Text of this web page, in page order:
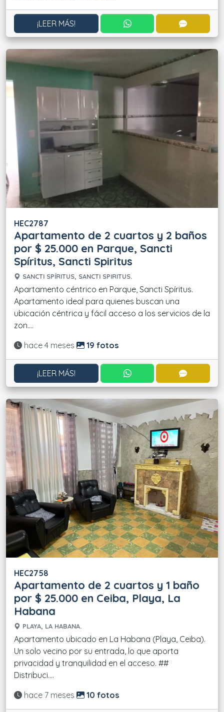
¡LEER MÁS! CONTACTAR POR
HEC2787
Apartamento de 2 cuartos y 2 baños
por $ 25.000 en Parque, Sancti
Spíritus, Sancti Spiritus
SANCTI SPÍRITUS, SANCTI SPIRITUS.
Apartamento céntrico en Parque, Sancti Spíritus.
Apartamento ideal para quienes buscan una
ubicación céntrica y fácil acceso a los servicios de la
zon....
Actualizado:
hace 4 meses 19 fotos
¡LEER MÁS! CONTACTAR POR
HEC2758
Apartamento de 2 cuartos y 1 baño
por $ 25.000 en Ceiba, Playa, La
Habana
PLAYA, LA HABANA.
Apartamento ubicado en La Habana (Playa, Ceiba).
Un solo vecino por su entrada, lo que aporta
privacidad y tranquilidad en el acceso. ##
Distribuci....
Actualizado:
hace 7 meses 10 fotos